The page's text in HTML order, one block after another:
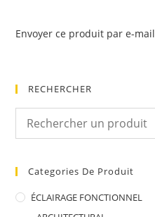
Envoyer ce produit par e-mail
RECHERCHER
Categories De Produit
ÉCLAIRAGE FONCTIONNEL